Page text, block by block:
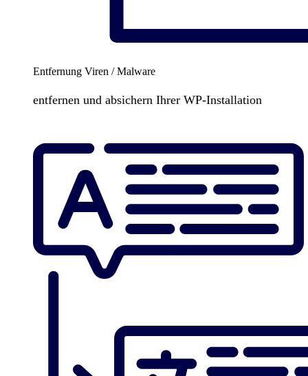
Entfernung Viren / Malware
entfernen und absichern Ihrer WP-Installation